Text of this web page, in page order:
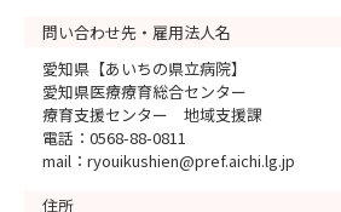
問い合わせ先・雇用法人名
愛知県【あいちの県立病院】
愛知県医療療育総合センター
療育支援センター 地域支援課
電話：0568-88-0811
mail：ryouikushien@pref.aichi.lg.jp
住所